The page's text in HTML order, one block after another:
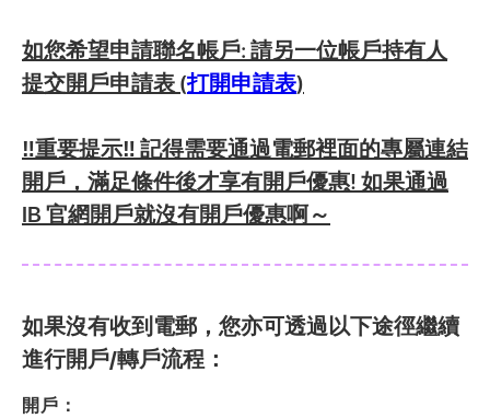
如您希望申請聯名帳戶: 請另一位帳戶持有人
提交開戶申請表 (打開申請表)
‼️重要提示‼️ 記得需要通過電郵裡面的專屬連結
開戶，滿足條件後才享有開戶優惠! 如果通過
IB 官網開戶就沒有開戶優惠啊～
如果沒有收到電郵，您亦可透過以下途徑繼續
進行開戶/轉戶流程：
開戶：